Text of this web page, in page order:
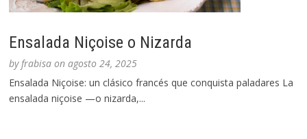
Ensalada Niçoise o Nizarda
byfrabisa onagosto 24, 2025
Ensalada Niçoise: un clásico francés que conquista paladares La
ensalada niçoise —o nizarda,...